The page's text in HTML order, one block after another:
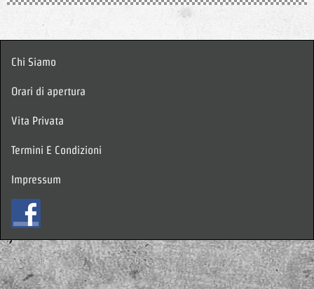
Chi Siamo
Orari di apertura
Vita Privata
Termini E Condizioni
Impressum